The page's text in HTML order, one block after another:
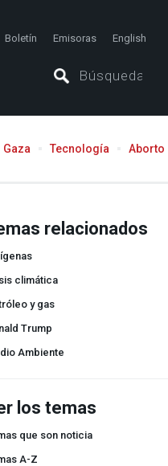
Boletín Emisoras English
Gaza Tecnología Aborto
relacionados
climática
y gas
Trump
Ambiente
los temas
que son noticia
A-Z